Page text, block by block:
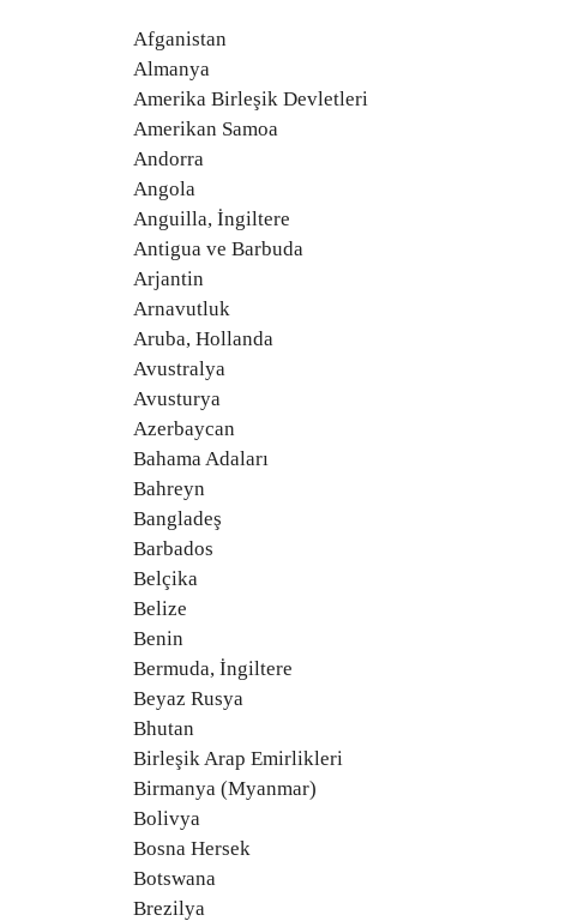
Afganistan
Almanya
Amerika Birleşik Devletleri
Amerikan Samoa
Andorra
Angola
Anguilla, İngiltere
Antigua ve Barbuda
Arjantin
Arnavutluk
Aruba, Hollanda
Avustralya
Avusturya
Azerbaycan
Bahama Adaları
Bahreyn
Bangladeş
Barbados
Belçika
Belize
Benin
Bermuda, İngiltere
Beyaz Rusya
Bhutan
Birleşik Arap Emirlikleri
Birmanya (Myanmar)
Bolivya
Bosna Hersek
Botswana
Brezilya